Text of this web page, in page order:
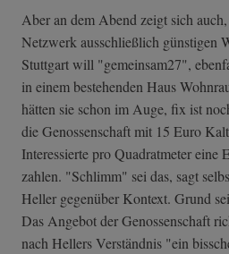
Aber an dem Abend zeigt sich
Netzwerk ausschließlich günstigen
Stuttgart will "gemeinsam27",
in einem bestehenden Haus
hätten sie schon im Auge, fix ist
die Genossenschaft mit 15 Euro
Interessierte pro Quadratmeter eine
zahlen. "Schlimm" sei das, sagt
Heller gegenüber Kontext. Grund
Das Angebot der Genossenschaft
nach Hellers Verständnis "ein